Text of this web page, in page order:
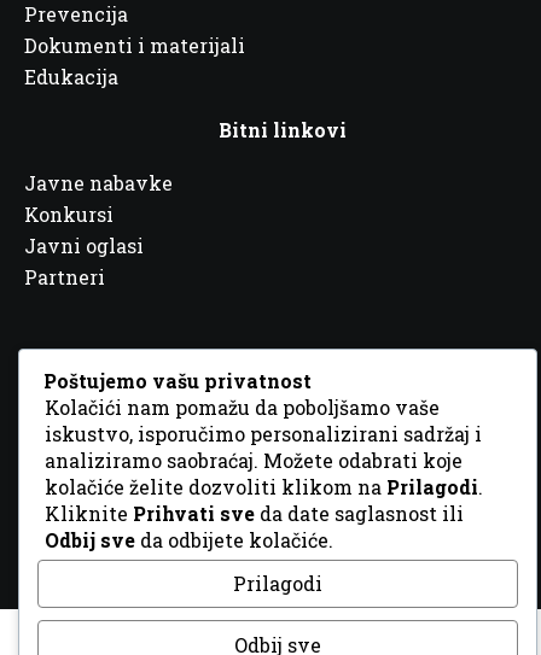
Prevencija
Dokumenti i materijali
Edukacija
Bitni linkovi
Javne nabavke
Konkursi
Javni oglasi
Partneri
© 2026 Sva prava zadržana. DizajnGordonDM
Poštujemo vašu privatnost
Kolačići nam pomažu da poboljšamo vaše
iskustvo, isporučimo personalizirani sadržaj i
analiziramo saobraćaj. Možete odabrati koje
kolačiće želite dozvoliti klikom na Prilagodi.
Kliknite Prihvati sve da date saglasnost ili
Odbij sve da odbijete kolačiće.
Prilagodi
Odbij sve